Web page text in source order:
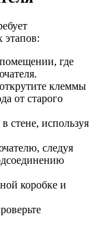
этапов:
где
клеммы
от старого
стене, используя
следуя
коробке и